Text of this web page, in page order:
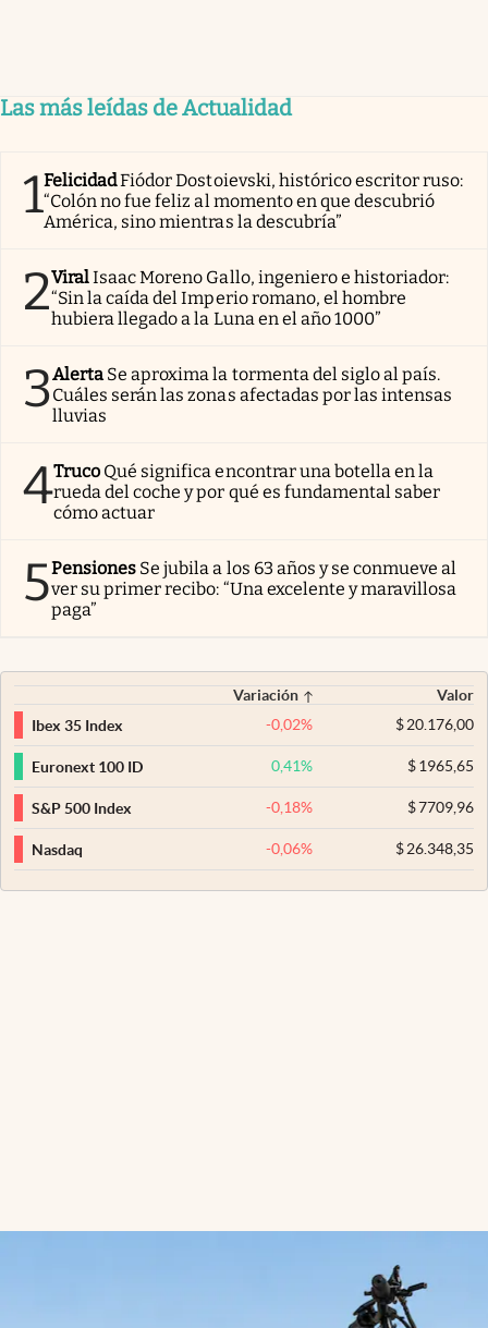
Las más leídas de Actualidad
1FelicidadFiódor Dostoievski, histórico escritor ruso:
“Colón no fue feliz al momento en que descubrió
América, sino mientras la descubría”
2ViralIsaac Moreno Gallo, ingeniero e historiador:
“Sin la caída del Imperio romano, el hombre
hubiera llegado a la Luna en el año 1000”
3Alerta Se aproxima la tormenta del siglo al país.
Cuáles serán las zonas afectadas por las intensas
lluvias
4Truco Qué significa encontrar una botella en la
rueda del coche y por qué es fundamental saber
cómo actuar
5Pensiones Se jubila a los 63 años y se conmueve al
ver su primer recibo: “Una excelente y maravillosa
paga”
Variación
Valor
Ibex 35 Index
-0,02% $20.176,00
Euronext 100 ID 0,41% $1965,65
S&P 500 Index -0,18% $7709,96
Nasdaq -0,06% $26.348,35